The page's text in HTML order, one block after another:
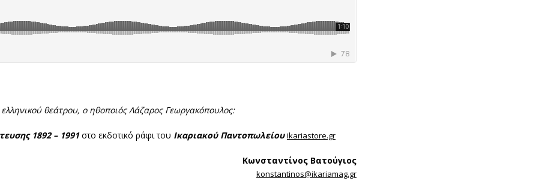
θεάτρου, ο ηθοποιός Λάζαρος Γεωργακόπουλος:
1892 – 1991στο εκδοτικό ράφι του Ικαριακού Παντοπωλείου ikariastore.gr
Κωνσταντίνος Βατούγιος
konstantinos@ikariamag.gr